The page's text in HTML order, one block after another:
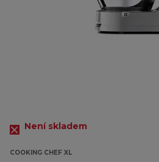
Není skladem
COOKING CHEF XL